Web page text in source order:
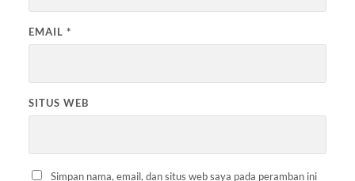
EMAIL *
SITUS WEB
Simpan nama, email, dan situs web saya pada peramban ini